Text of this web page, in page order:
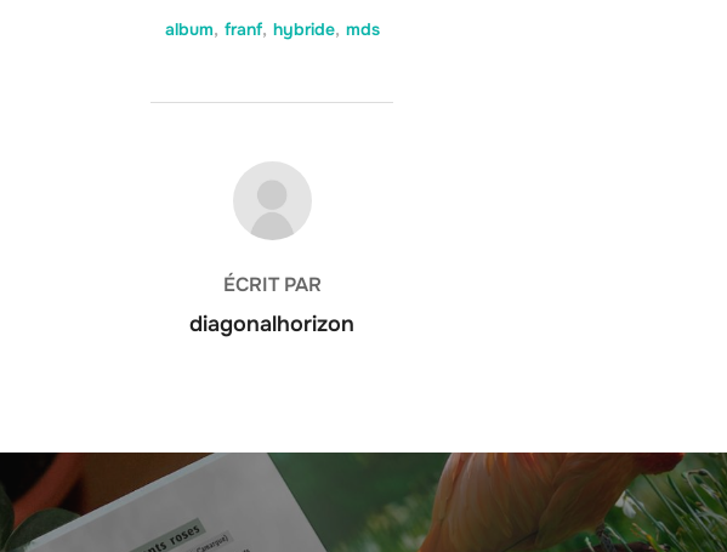
album, franf, hybride, mds
AUTEUR DE LA PUBLICATION
ÉCRIT PAR
diagonalhorizon